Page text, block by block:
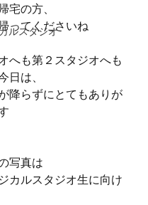
ルスタジオ
宅の方、
ってくださいね
へも第２スタジオへも
日は、
降らずにとてもありが
写真は
カルスタジオ生に向け